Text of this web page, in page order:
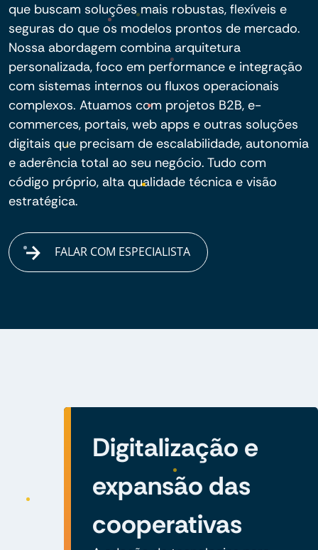
que buscam soluções mais robustas, flexíveis e
seguras do que os modelos prontos de mercado.
Nossa abordagem combina arquitetura
personalizada, foco em performance e integração
com sistemas internos ou fluxos operacionais
complexos. Atuamos com projetos B2B, e-
commerces, portais, web apps e outras soluções
digitais que precisam de escalabilidade, autonomia
e aderência total ao seu negócio. Tudo com
código próprio, alta qualidade técnica e visão
estratégica.
FALAR COM ESPECIALISTA
Digitalização e
expansão das
cooperativas